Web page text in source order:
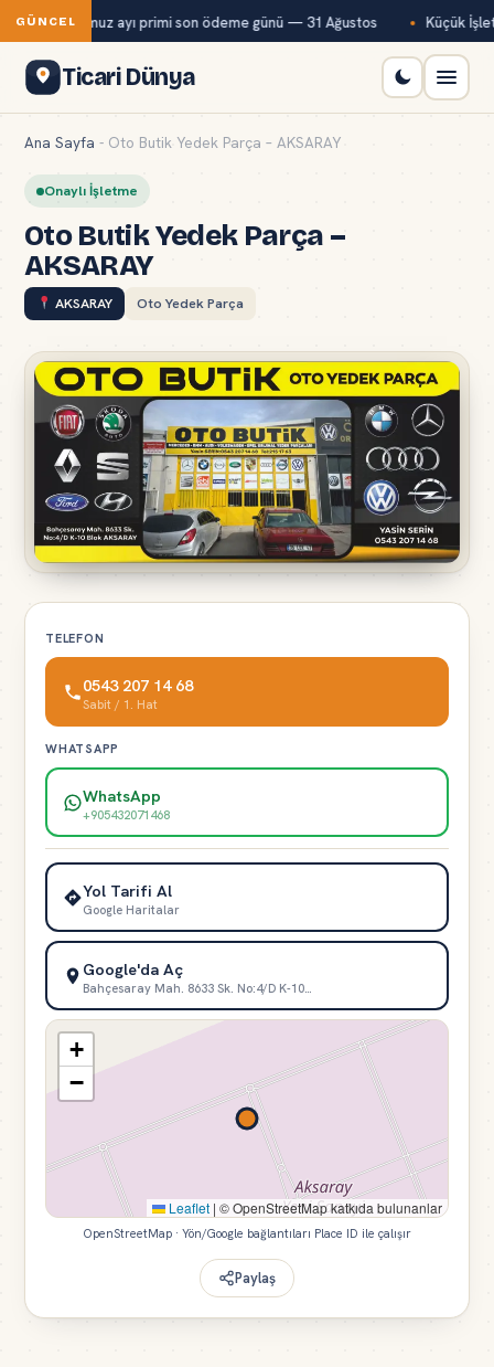
GÜNCEL
Bağ-Kur temmuz ayı primi son ödeme günü — 31 Ağustos Küçük
Ticari Dünya
Ana Sayfa - Oto Butik Yedek Parça – AKSARAY
Onaylı İşletme
Oto Butik Yedek Parça –
AKSARAY
AKSARAY Oto Yedek Parça
TELEFON
0543 207 14 68
Sabit / 1. Hat
WHATSAPP
WhatsApp
+905432071468
Yol Tarifi Al
Google Haritalar
Google'da Aç
Bahçesaray Mah. 8633 Sk. No:4/D K-10…
+
−
Leaflet | © OpenStreetMap katkıda bulunanlar
OpenStreetMap · Yön/Google bağlantıları Place ID ile çalışır
Paylaş